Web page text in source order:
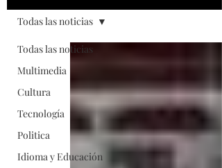
Todas las noticias
Multimedia
Cultura
Tecnología
Politica
Idioma y Educación
Todas las noticias